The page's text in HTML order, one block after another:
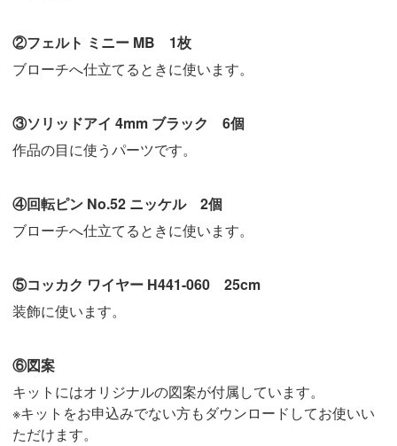
②フェルト ミニー MB 1枚
ブローチへ仕立てるときに使います。
③ソリッドアイ 4mm ブラック 6個
作品の目に使うパーツです。
④回転ピン No.52 ニッケル 2個
ブローチへ仕立てるときに使います。
⑤コッカク ワイヤー H441-060 25cm
装飾に使います。
⑥図案
キットにはオリジナルの図案が付属しています。
※キットをお申込みでない方もダウンロードしてお使いい
ただけます。